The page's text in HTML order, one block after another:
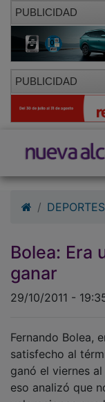
PUBLICIDAD
PUBLICIDAD
Bolea: Era
ganar
29/10/2011 - 19:35
satisfecho al
ganó el viernes
eso analizó que
valoraciones que